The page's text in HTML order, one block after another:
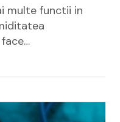
multe functii in